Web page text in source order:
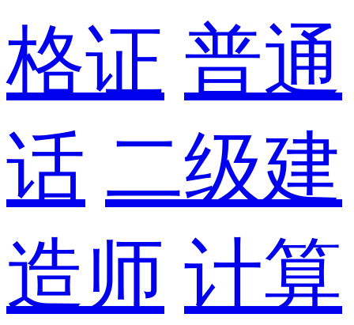
格证 普通
话 二级建
造师 计算